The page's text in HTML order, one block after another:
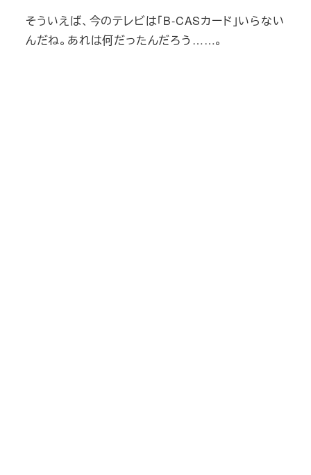
そういえば、今のテレビは「B‐CASカード」いらない
んだね。あれは何だったんだろう……。